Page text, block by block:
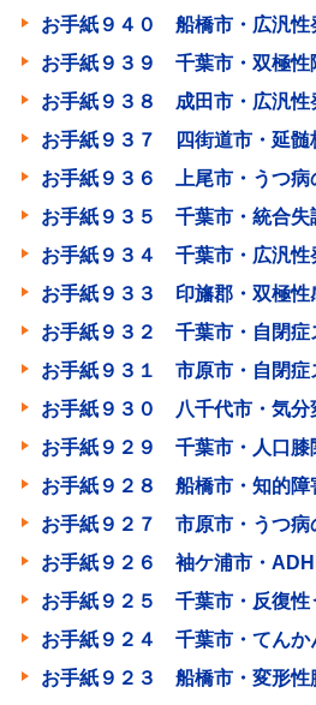
お手紙９４０ 船橋市・広汎性
お手紙９３９ 千葉市・双極性
お手紙９３８ 成田市・広汎性
お手紙９３７ 四街道市・延髄
お手紙９３６ 上尾市・うつ病
お手紙９３５ 千葉市・統合失
お手紙９３４ 千葉市・広汎性
お手紙９３３ 印旛郡・双極性
お手紙９３２ 千葉市・自閉症
お手紙９３１ 市原市・自閉症
お手紙９３０ 八千代市・気分
お手紙９２９ 千葉市・人口膝
お手紙９２８ 船橋市・知的障
お手紙９２７ 市原市・うつ病
お手紙９２６ 袖ケ浦市・
お手紙９２５ 千葉市・反復性
お手紙９２４ 千葉市・てんか
お手紙９２３ 船橋市・変形性